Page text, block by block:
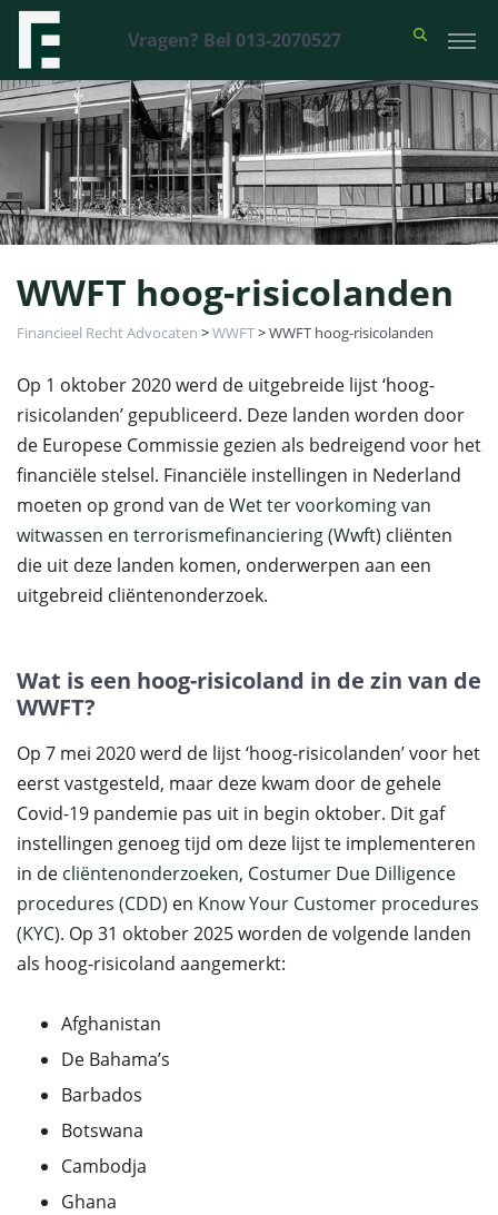
Vragen? Bel 013-2070527
WWFT hoog-risicolanden
Financieel Recht Advocaten >WWFT>WWFT hoog-risicolanden
Op 1 oktober 2020 werd de uitgebreide lijst ‘hoog-
risicolanden’ gepubliceerd. Deze landen worden door
de Europese Commissie gezien als bedreigend voor het
financiële stelsel. Financiële instellingen in Nederland
moeten op grond van deWet ter voorkoming van
witwassen en terrorismefinanciering (Wwft) cliënten
die uit deze landen komen, onderwerpen aan een
uitgebreid cliëntenonderzoek.
Wat is een hoog-risicoland in de zin van de
WWFT?
Op 7 mei 2020 werd de lijst ‘hoog-risicolanden’ voor het
eerst vastgesteld, maar deze kwam door de gehele
Covid-19 pandemie pas uit in begin oktober. Dit gaf
instellingen genoeg tijd om deze lijst te implementeren
in de cliëntenonderzoeken, Costumer Due Dilligence
procedures (CDD) en Know Your Customer procedures
(KYC). Op 31 oktober 2025 worden de volgende landen
als hoog-risicoland aangemerkt:
Afghanistan
De Bahama’s
Barbados
Botswana
Cambodja
Ghana